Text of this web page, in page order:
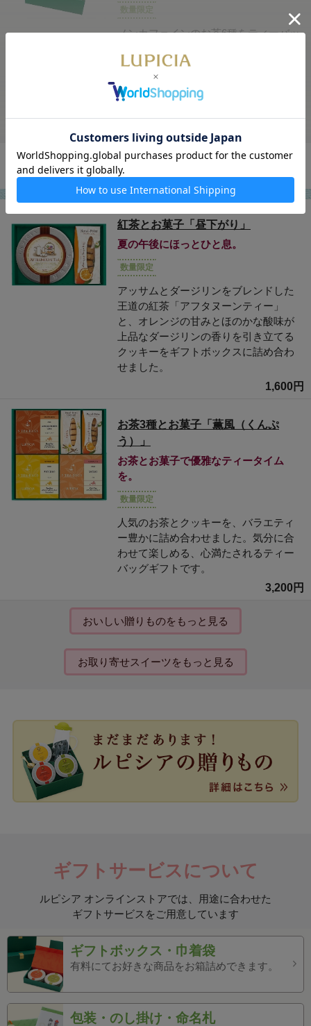
数量限定
ノンカフェインのお茶6種をティーバッ
気のフルーツ香る麦茶や、人気のルイ
ボスティーがお楽しみいただけます。
ひんやり夕涼みのお供に。
商品をもっと見る
商品をもっと見る
紅茶とお菓子「昼下がり」
夏の午後にほっとひと息。
数量限定
アッサムとダージリンをブレンドした
王道の紅茶「アフタヌーンティー」
と、オレンジの甘みとほのかな酸味が
上品なダージリンの香りを引き立てる
クッキーをギフトボックスに詰め合わ
せました。
1,600円
お茶3種とお菓子「薫風（くんぷ
う）」
お茶とお菓子で優雅なティータイム
を。
数量限定
人気のお茶とクッキーを、バラエティ
ー豊かに詰め合わせました。気分に合
わせて楽しめる、心満たされるティー
バッグギフトです。
3,200円
おいしい贈りものをもっと見る
お取り寄せスイーツをもっと見る
ギフトサービスについて
ルピシア オンラインストアでは、用途に合わせた
ギフトサービスをご用意しています
ギフトボックス・巾着袋
有料にてお好きな商品をお箱詰めできます。
包装・のし掛け・命名札